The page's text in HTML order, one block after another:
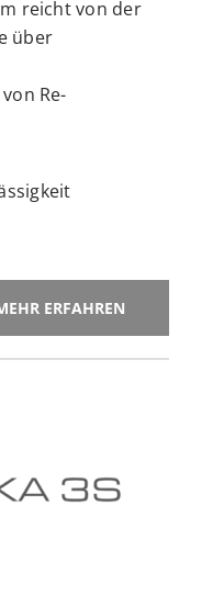
reicht von der
über
Re-
ERFAHREN